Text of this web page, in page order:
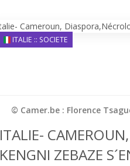
ITALIE :: SOCIETE
© Camer.be : Florence
ITALIE-
KENGNI ZEBAZE